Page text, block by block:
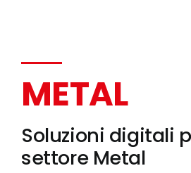
METAL
Soluzioni digitali
settore Metal